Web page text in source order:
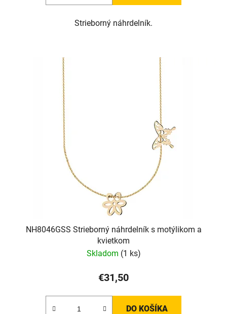
Strieborný náhrdelník.
NH8046GSS Strieborný náhrdelník s motýlikom a
kvietkom
Skladom (1 ks)
€31,50
DO KOŠÍKA